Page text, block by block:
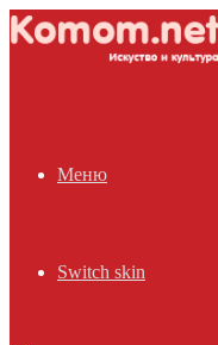
Меню
Switch skin